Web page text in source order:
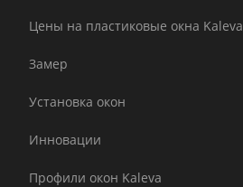
Цены на пластиковые окна Kaleva
Замер
Установка окон
Инновации
Профили окон Kaleva